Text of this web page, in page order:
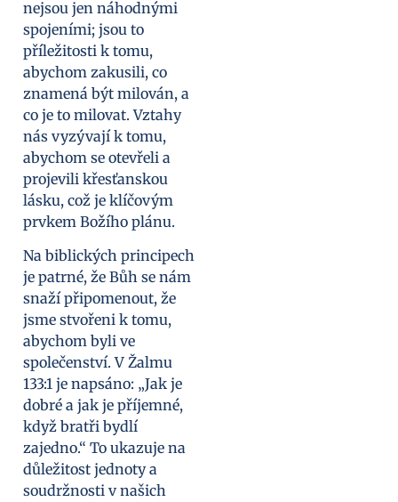
nejsou jen náhodnými
spojeními; jsou to
příležitosti k tomu,
abychom zakusili, co
znamená být milován, a
co je to milovat. Vztahy
nás vyzývají k tomu,
abychom se otevřeli a
projevili křesťanskou
lásku, což je klíčovým
prvkem Božího plánu.
Na biblických principech
je patrné, že Bůh se nám
snaží připomenout, že
jsme stvořeni k tomu,
abychom byli ve
společenství. V Žalmu
133:1 je napsáno: „Jak je
dobré a jak je příjemné,
když bratři bydlí
zajedno.“ To ukazuje na
důležitost jednoty a
soudržnosti v našich